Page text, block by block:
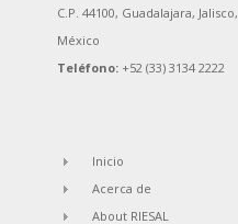
C.P. 44100, Guadalajara, Jalisco,
México
Teléfono: +52 (33) 3134 2222
Inicio
Acerca de
About RIESAL